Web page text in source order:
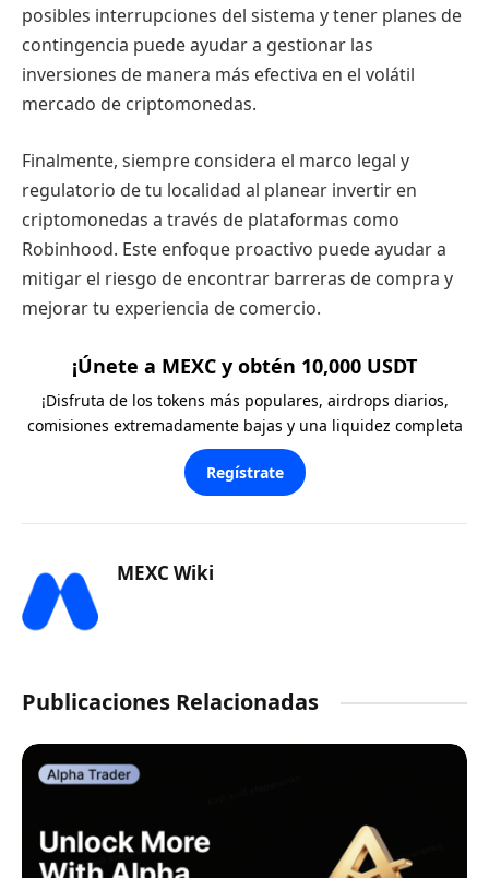
posibles interrupciones del sistema y tener planes de
contingencia puede ayudar a gestionar las
inversiones de manera más efectiva en el volátil
mercado de criptomonedas.
Finalmente, siempre considera el marco legal y
regulatorio de tu localidad al planear invertir en
criptomonedas a través de plataformas como
Robinhood. Este enfoque proactivo puede ayudar a
mitigar el riesgo de encontrar barreras de compra y
mejorar tu experiencia de comercio.
¡Únete a MEXC y obtén 10,000 USDT
¡Disfruta de los tokens más populares, airdrops diarios,
comisiones extremadamente bajas y una liquidez completa
Regístrate
MEXC Wiki
Publicaciones Relacionadas